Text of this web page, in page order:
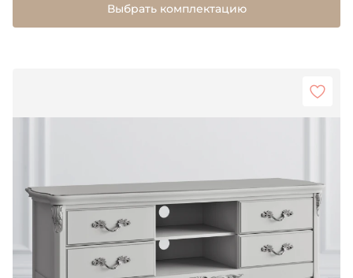
Выбрать комплектацию